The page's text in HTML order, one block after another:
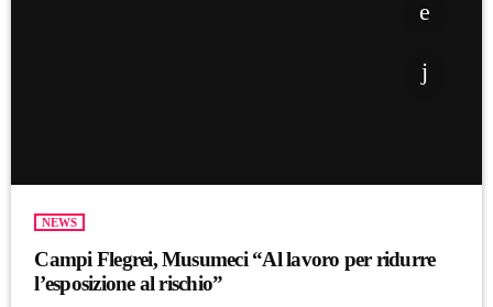
NEWS
Campi Flegrei, Musumeci “Al lavoro per ridurre
l’esposizione al rischio”